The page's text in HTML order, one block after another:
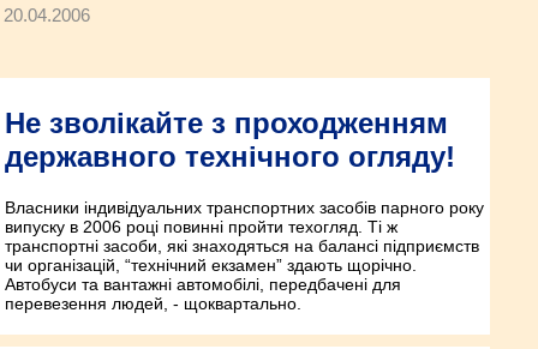
20.04.2006
Не зволікайте з проходженням
державного технічного огляду!
Власники індивідуальних транспортних засобів парного року
випуску в 2006 році повинні пройти техогляд. Ті ж
транспортні засоби, які знаходяться на балансі підприємств
чи організацій, “технічний екзамен” здають щорічно.
Автобуси та вантажні автомобілі, передбачені для
перевезення людей, - щоквартально.